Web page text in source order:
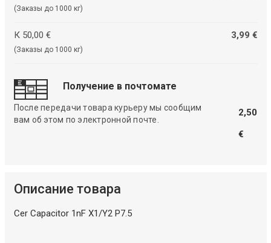
(Заказы до 1000 кг)
К 50,00 €
(Заказы до 1000 кг)
3,99 €
Получение в почтомате
После передачи товара курьеру мы сообщим
вам об этом по электронной почте.
2,50
€
Описание товара
Cer Capacitor 1nF X1/Y2 P7.5